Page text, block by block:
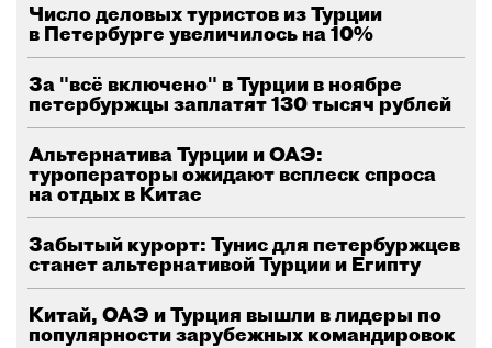
Число деловых туристов из Турции
в Петербурге увеличилось на 10%
За "всё включено" в Турции в ноябре
петербуржцы заплатят 130 тысяч рублей
Альтернатива Турции и ОАЭ:
туроператоры ожидают всплеск спроса
на отдых в Китае
Забытый курорт: Тунис для петербуржцев
станет альтернативой Турции и Египту
Китай, ОАЭ и Турция вышли в лидеры по
популярности зарубежных командировок